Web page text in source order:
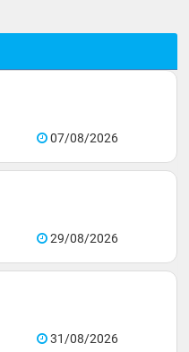
07/08/2026
29/08/2026
31/08/2026